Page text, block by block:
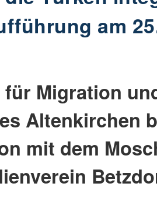
am
für Migration
Altenkirchen
mit dem